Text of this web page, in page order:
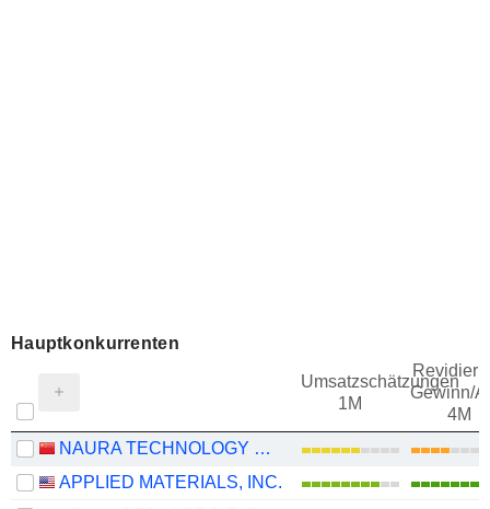
Hauptkonkurrenten
Umsatzschätzungen
1M
Gewinn/
4M
NAURA TECHNOLOGY GROUP CO., LTD.
APPLIED MATERIALS, INC.